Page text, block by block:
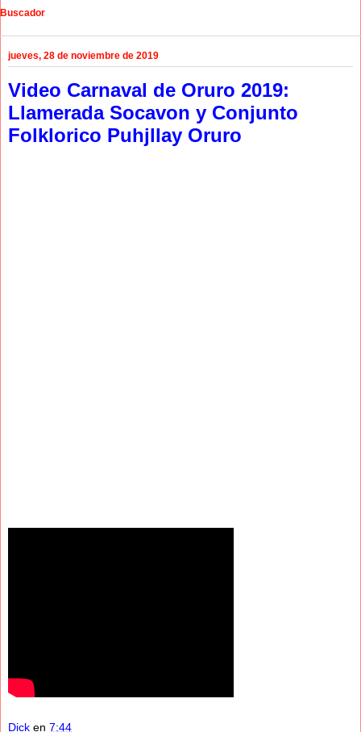
Buscador
jueves, 28 de noviembre de 2019
Video Carnaval de Oruro 2019:
Llamerada Socavon y Conjunto
Folklorico Puhjllay Oruro
Dick en 7:44